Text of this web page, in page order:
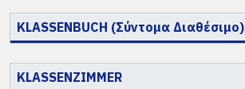
KLASSENBUCH (Σύντομα Διαθέσιμο)
KLASSENZIMMER